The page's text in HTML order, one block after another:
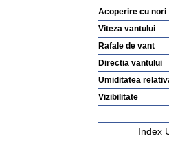
Acoperire cu nori
Viteza vantului
Rafale de vant
Directia vantului
Umiditatea
Vizibilitate
Index